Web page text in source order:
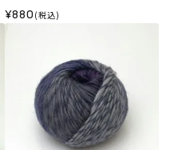
¥880 (税込)